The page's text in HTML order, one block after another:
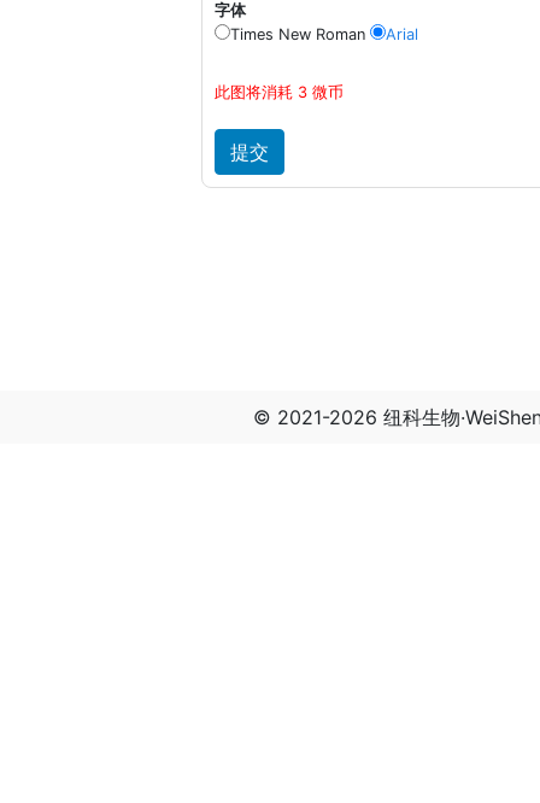
字体
Times New Roman
Arial
此图将消耗 3 微币
© 2021-2026 纽科生物